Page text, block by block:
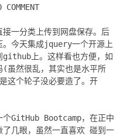
COMMENT
一分类上传到网盘保存。后
。今天集成jquery一个开源上
github上。这样看也方便，如
(虽然很乱，其实也是水平所
这个轮子没必要造了。开
个GitHub Bootcamp，在正中
了几眼，虽然一直喜欢 碰到一